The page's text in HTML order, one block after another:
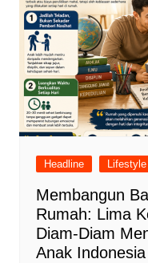
Headline Lifestyle
Membangun
Rumah: Lima
Diam-Diam
Anak Indonesia